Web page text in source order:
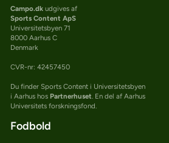
Campo.dkudgives af
Sports Content ApS
Universitetsbyen 71
8000 Aarhus C
Denmark
CVR-nr: 42457450
Du finder Sports Content i Universitetsbyen
i Aarhus hos Partnerhuset . En del af Aarhus
Universitets forskningsfond.
Fodbold